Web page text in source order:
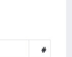
#